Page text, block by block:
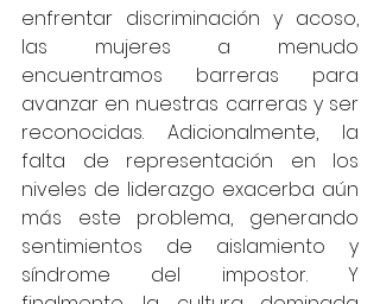
enfrentar discriminación y acoso,
las mujeres a menudo
encuentramos barreras para
avanzar en nuestras carreras y ser
reconocidas. Adicionalmente, la
falta de representación en los
niveles de liderazgo exacerba aún
más este problema, generando
sentimientos de aislamiento y
síndrome del impostor. Y